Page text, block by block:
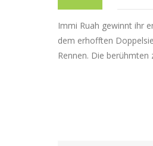
Immi Ruah gewinnt ihr
dem erhofften
Rennen. Die